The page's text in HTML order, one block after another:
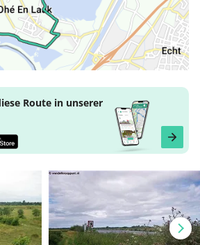
Route in unserer